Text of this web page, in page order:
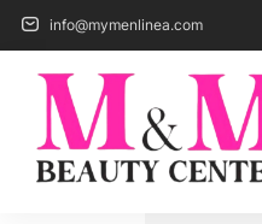
info@mymenlinea.com